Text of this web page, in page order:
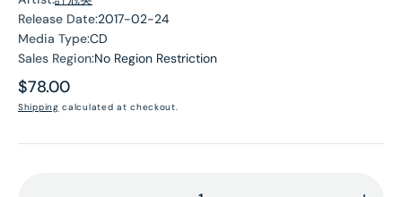
Release Date:2017-02-24
Media Type:CD
Sales Region:No Region Restriction
Regular
price
$78.00
Shipping calculated at checkout.